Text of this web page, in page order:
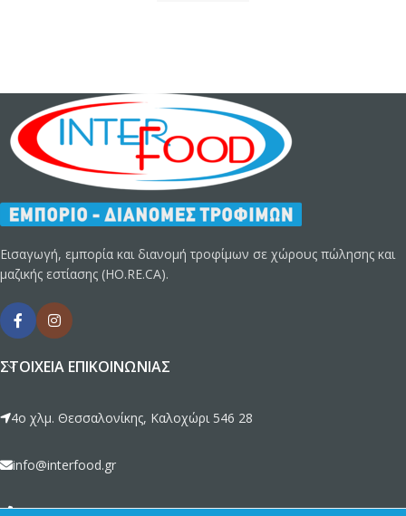
Εισαγωγή, εμπορία και διανομή τροφίμων σε χώρους πώλησης και
μαζικής εστίασης (HO.RE.CA).
ΣΤΟΙΧΕΊΑ ΕΠΙΚΟΙΝΩΝΊΑΣ
4ο χλμ. Θεσσαλονίκης, Καλοχώρι 546 28
info@interfood.gr
2310 789692